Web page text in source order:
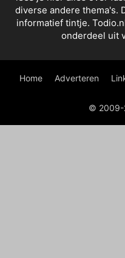
diverse andere thema's.
informatief tintje.
onderdeel uit
Home Adverteren
© 2009-